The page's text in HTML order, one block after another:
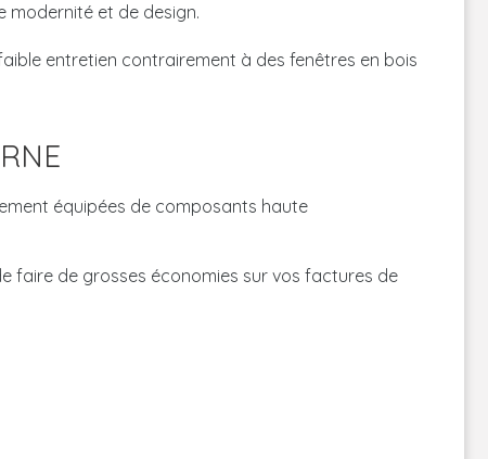
modernité et de design.
entretien contrairement à des fenêtres en bois
équipées de composants haute
faire de grosses économies sur vos factures de